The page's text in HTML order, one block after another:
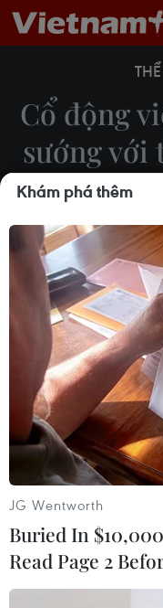
Cổ động
sướng với
Tối 10/12, đội
đoạt được chiếc
sử trong trận
Cổ động viên theo dõi
trường Đại học Y
Cổ động viên theo dõi
trường Đại học Y Hà
Việt Nam.
Khám phá thêm
JG Wentworth
Buried In
Read Page 2